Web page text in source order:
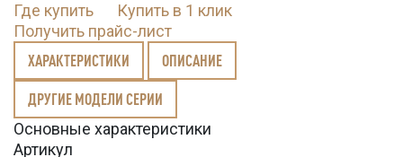
Где купить
Купить в 1 клик
Получить прайс-лист
ХАРАКТЕРИСТИКИ ОПИСАНИЕ
ДРУГИЕ МОДЕЛИ СЕРИИ
Основные характеристики
Артикул